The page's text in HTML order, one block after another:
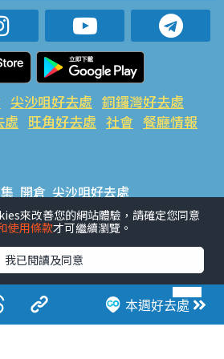
本週好去處
尖沙咀好去處 銅鑼灣好去處
處 旺角好去處 社會 餐廳情報
開倉 尖沙咀好去處
處 荃灣好去處 旺角好去處 社會
動推介 #美食社群熱話
應用程式
#限時搶
商戶中心 #著數
來改善您的網站體驗，請確定您同意
使用條款才可繼續瀏覽。
我已閱讀及同意